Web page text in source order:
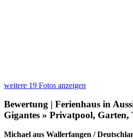
weitere 19 Fotos anzeigen
Bewertung | Ferienhaus in
Gigantes » Privatpool, Garten,
Michael aus Wallerfangen /